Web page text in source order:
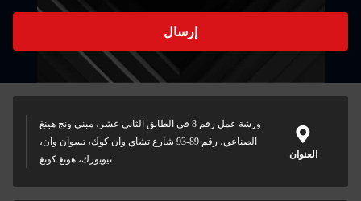
ورشة عمل رقم 8 في الطابق الثاني عشر، مبنى ونج هينغ
الصناعي، رقم 89-93 شارع تشاي وان كوك، تسوان وان،
نيويورك، هونغ كونغ